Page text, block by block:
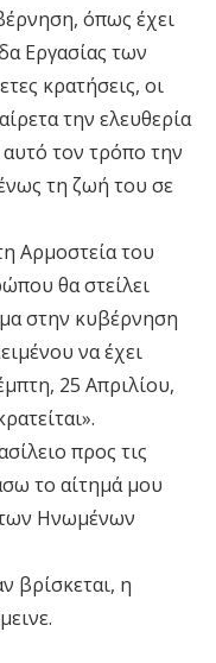
όπως έχει
Εργασίας των
κρατήσεις, οι
την ελευθερία
τον τρόπο την
τη ζωή του σε
Αρμοστεία του
θα στείλει
στην κυβέρνηση
να έχει
25 Απριλίου,
προς τις
το αίτημά μου
Ηνωμένων
βρίσκεται, η